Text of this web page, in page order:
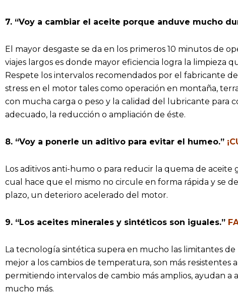
7. “Voy a cambiar el aceite porque anduve mucho
El mayor desgaste se da en los primeros 10 minutos de
viajes largos es donde mayor eficiencia logra la limpieza
Respete los intervalos recomendados por el fabricante
stress en el motor tales como operación en montaña,
con mucha carga o peso y la calidad del lubricante para
adecuado, la reducción o ampliación de éste.
8. “Voy a ponerle un aditivo para evitar el humeo.”
Los aditivos anti-humo o para reducir la quema de aceite
cual hace que el mismo no circule en forma rápida y se
plazo, un deterioro acelerado del motor.
9. “Los aceites minerales y sintéticos son iguales.”
La tecnología sintética supera en mucho las limitantes de
mejor a los cambios de temperatura, son más resistentes
permitiendo intervalos de cambio más amplios, ayudan
mucho más.